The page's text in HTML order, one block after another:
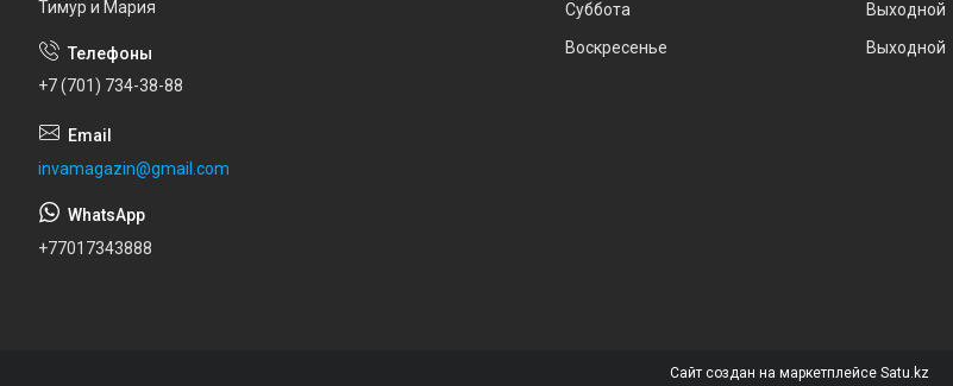
Тимур и Мария
+7 (701) 734-38-88
invamagazin@gmail.com
+77017343888
Суббота
Выходной
Воскресенье
Выходной
Сайт создан на маркетплейсе Satu.kz